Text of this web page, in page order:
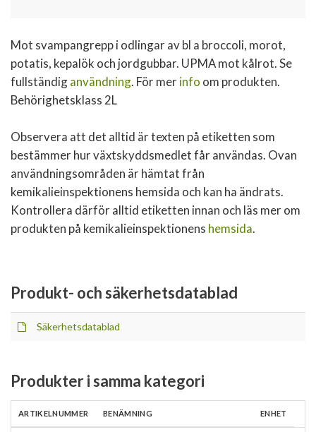
Mot svampangrepp i odlingar av bl a broccoli, morot,
potatis, kepalök och jordgubbar. UPMA mot kålrot. Se
fullständiganvändning. För merinfo om produkten.
Behörighetsklass 2L
Observera att det alltid är texten på etiketten som
bestämmer hur växtskyddsmedlet får användas. Ovan
användningsområden är hämtat från
kemikalieinspektionens hemsida och kan ha ändrats.
Kontrollera därför alltid etiketten innan och läs mer om
produkten på kemikalieinspektionens hemsida.
Produkt- och säkerhetsdatablad
Säkerhetsdatablad
Produkter i samma kategori
ARTIKELNUMMER BENÄMNING ENHET